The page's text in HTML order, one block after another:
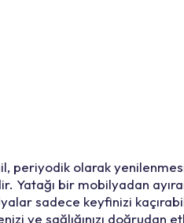
periyodik olarak
Yatağı bir mobilyadan
sadece keyfinizi
ve sağlığınızı doğrudan